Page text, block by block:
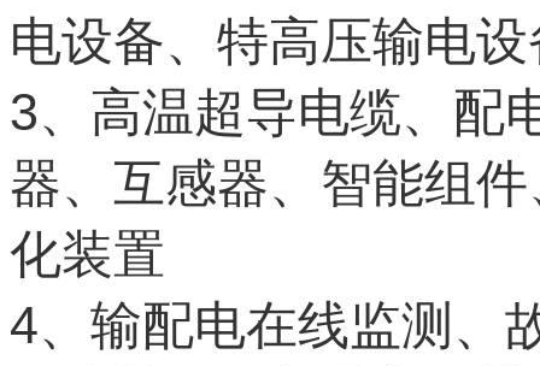
电设备、特高压输电
3、高温超导电缆、配
器、互感器、智能组
化装置
4、输配电在线监测、